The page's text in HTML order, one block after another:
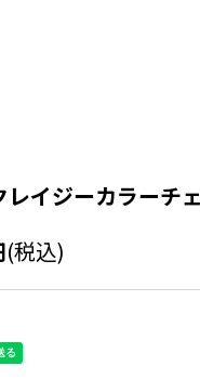
レイジーカラー
(税込)